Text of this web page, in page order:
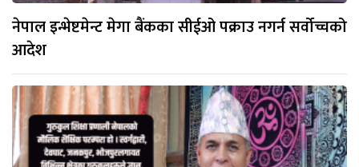
नेपाल इन्भेष्टमेन्ट मेगा बैंकका सीईओ पक्राउ नगर्न सर्वोच्चको
आदेश